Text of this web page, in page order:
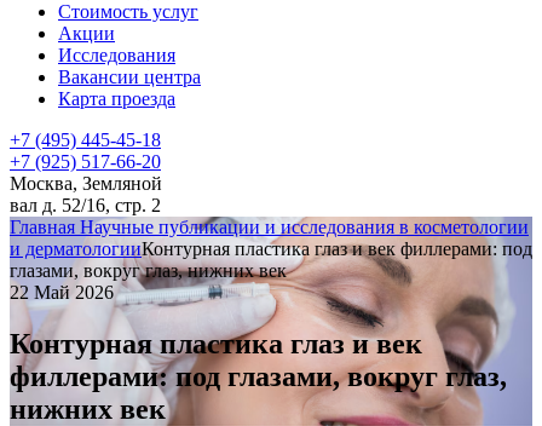
Стоимость услуг
Акции
Исследования
Вакансии центра
Карта проезда
+7 (495) 445-45-18
+7 (925) 517-66-20
Москва, Земляной
вал д. 52/16, стр. 2
Главная Научные публикации и исследования в косметологии
и дерматологииКонтурная пластика глаз и век филлерами: под
глазами, вокруг глаз, нижних век
22 Май 2026
Контурная пластика глаз и век
филлерами: под глазами, вокруг глаз,
нижних век